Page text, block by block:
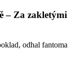
– Za zakletými
odhal fantoma